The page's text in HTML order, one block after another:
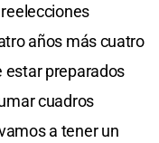
años más cuatro
estar preparados
cuadros
a tener un